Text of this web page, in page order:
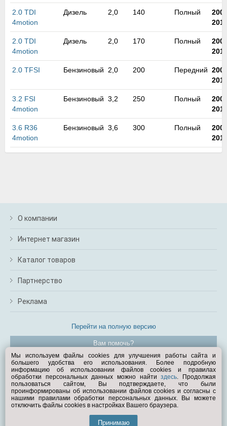
2.0 TDI
4motion
Дизель 2,0 140 Полный
2.0 TDI
4motion
Дизель 2,0 170 Полный
2.0 TFSI Бензиновый 2,0 200 Передний
3.2 FSI
4motion
Бензиновый 3,2 250 Полный
3.6 R36
4motion
Бензиновый 3,6 300 Полный
О компании
Интернет магазин
Каталог товаров
Партнерство
Реклама
Перейти на полную версию
Вам помочь?
© Exist.ru 1998—2026
Мы используем файлы cookies для улучшения работы сайта и
большего удобства его использования. Более подробную
информацию об использовании файлов cookies и правилах
обработки персональных данных можно найтиздесь. Продолжая
пользоваться сайтом, Вы подтверждаете, что были
проинформированы об использовании файлов cookies и согласны с
нашими правилами обработки персональных данных. Вы можете
отключить файлы cookies в настройках Вашего браузера.
Принимаю